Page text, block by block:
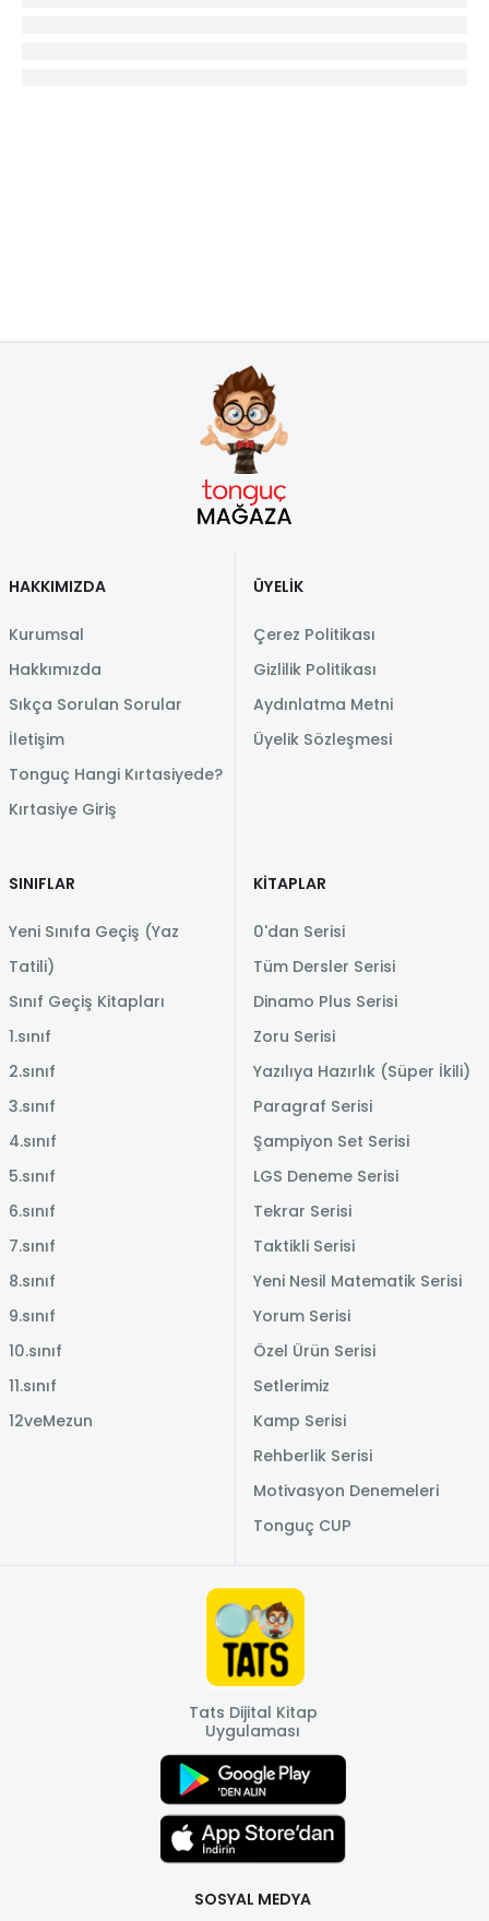
HAKKIMIZDA
Kurumsal
Hakkımızda
Sıkça Sorulan Sorular
İletişim
Tonguç Hangi Kırtasiyede?
Kırtasiye Giriş
ÜYELİK
Çerez Politikası
Gizlilik Politikası
Aydınlatma Metni
Üyelik Sözleşmesi
SINIFLAR
Yeni Sınıfa Geçiş (Yaz
Tatili)
Sınıf Geçiş Kitapları
1.sınıf
2.sınıf
3.sınıf
4.sınıf
5.sınıf
6.sınıf
7.sınıf
8.sınıf
9.sınıf
10.sınıf
11.sınıf
12veMezun
KİTAPLAR
0'dan Serisi
Tüm Dersler Serisi
Dinamo Plus Serisi
Zoru Serisi
Yazılıya Hazırlık (Süper İkili)
Paragraf Serisi
Şampiyon Set Serisi
LGS Deneme Serisi
Tekrar Serisi
Taktikli Serisi
Yeni Nesil Matematik Serisi
Yorum Serisi
Özel Ürün Serisi
Setlerimiz
Kamp Serisi
Rehberlik Serisi
Motivasyon Denemeleri
Tonguç CUP
Tats Dijital Kitap
Uygulaması
SOSYAL MEDYA